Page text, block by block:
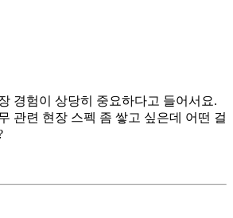
경험이 상당히 중요하다고 들어서요.
관련 현장 스펙 좀 쌓고 싶은데 어떤 걸